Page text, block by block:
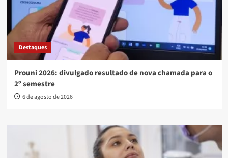
Destaques
Prouni 2026: divulgado resultado de nova chamada para o
2º semestre
6 de agosto de 2026